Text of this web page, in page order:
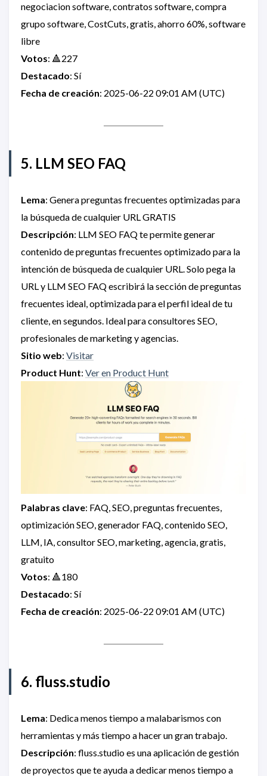
negociacion software, contratos software, compra
grupo software, CostCuts, gratis, ahorro 60%, software
libre
Votos: 🔺227
Destacado: Sí
Fecha de creación: 2025-06-22 09:01 AM (UTC)
5. LLM SEO FAQ
Lema: Genera preguntas frecuentes optimizadas para
la búsqueda de cualquier URL GRATIS
Descripción: LLM SEO FAQ te permite generar
contenido de preguntas frecuentes optimizado para la
intención de búsqueda de cualquier URL. Solo pega la
URL y LLM SEO FAQ escribirá la sección de preguntas
frecuentes ideal, optimizada para el perfil ideal de tu
cliente, en segundos. Ideal para consultores SEO,
profesionales de marketing y agencias.
Sitio web: Visitar
Product Hunt: Ver en Product Hunt
Palabras clave: FAQ, SEO, preguntas frecuentes,
optimización SEO, generador FAQ, contenido SEO,
LLM, IA, consultor SEO, marketing, agencia, gratis,
gratuito
Votos: 🔺180
Destacado: Sí
Fecha de creación: 2025-06-22 09:01 AM (UTC)
6. fluss.studio
Lema: Dedica menos tiempo a malabarismos con
herramientas y más tiempo a hacer un gran trabajo.
Descripción: fluss.studio es una aplicación de gestión
de proyectos que te ayuda a dedicar menos tiempo a